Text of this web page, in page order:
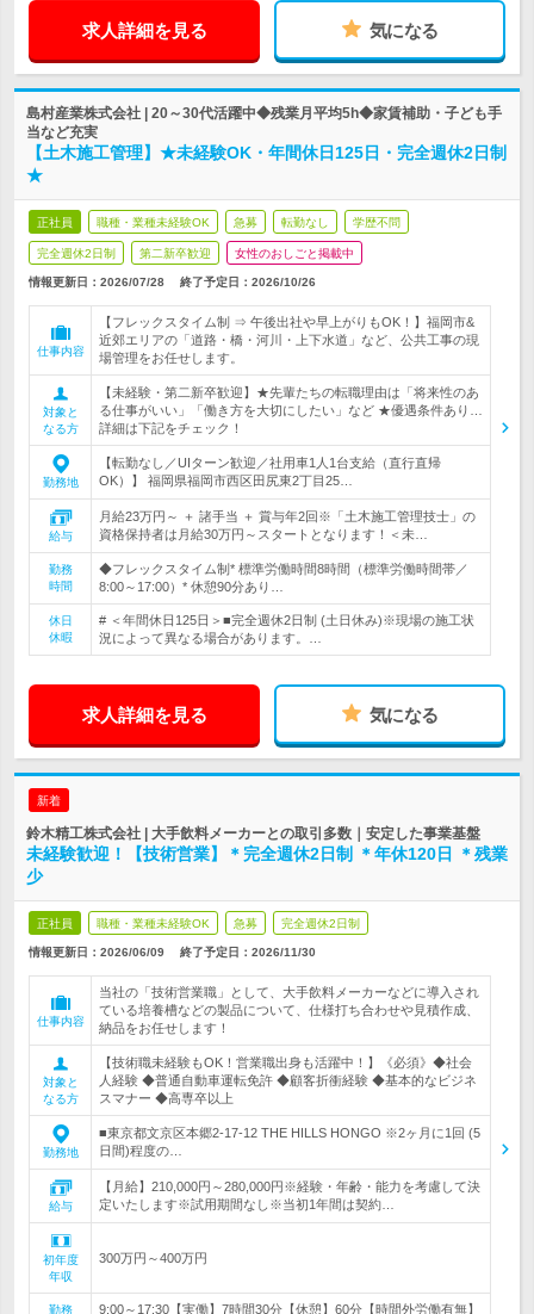
求人詳細を見る 気になる
島村産業株式会社 | 20～30代活躍中◆残業月平均5h◆家賃補助・子ども手
当など充実
【土木施工管理】★未経験OK・年間休日125日・完全週休2日制
★
正社員 職種・業種未経験OK 急募 転勤なし 学歴不問
完全週休2日制 第二新卒歓迎 女性のおしごと掲載中
情報更新日：2026/07/28 終了予定日： 2026/10/26
仕事内容
【フレックスタイム制 ⇒ 午後出社や早上がりもOK！】福岡市&
近郊エリアの「道路・橋・河川・上下水道」など、公共工事の現
場管理をお任せします。
対象と
なる方
【未経験・第二新卒歓迎】★先輩たちの転職理由は「将来性のあ
る仕事がいい」「働き方を大切にしたい」など ★優遇条件あり…
詳細は下記をチェック！
勤務地
【転勤なし／UIターン歓迎／社用車1人1台支給（直行直帰
OK）】 福岡県福岡市西区田尻東2丁目25…
給与
月給23万円～ ＋ 諸手当 ＋ 賞与年2回※「土木施工管理技士」の
資格保持者は月給30万円～スタートとなります！＜未…
勤務
時間
◆フレックスタイム制* 標準労働時間8時間（標準労働時間帯／
8:00～17:00）* 休憩90分あり…
休日
休暇
# ＜年間休日125日＞■完全週休2日制 (土日休み)※現場の施工状
況によって異なる場合があります。…
求人詳細を見る 気になる
新着
鈴木精工株式会社 | 大手飲料メーカーとの取引多数｜安定した事業基盤
未経験歓迎！【技術営業】＊完全週休2日制 ＊年休120日 ＊残業
少
正社員 職種・業種未経験OK 急募 完全週休2日制
情報更新日：2026/06/09 終了予定日： 2026/11/30
仕事内容
当社の「技術営業職」として、大手飲料メーカーなどに導入され
ている培養槽などの製品について、仕様打ち合わせや見積作成、
納品をお任せします！
対象と
なる方
【技術職未経験もOK！営業職出身も活躍中！】《必須》◆社会
人経験 ◆普通自動車運転免許 ◆顧客折衝経験 ◆基本的なビジネ
スマナー ◆高専卒以上
勤務地
■東京都文京区本郷2-17-12 THE HILLS HONGO ※2ヶ月に1回 (5
日間)程度の…
給与
【月給】210,000円～280,000円※経験・年齢・能力を考慮して決
定いたします※試用期間なし※当初1年間は契約…
初年度
年収
300万円～400万円
勤務 9:00～17:30【実働】7時間30分【休憩】60分【時間外労働有無】